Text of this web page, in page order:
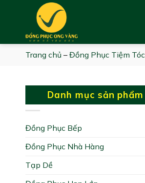
Trang chủ – Đồng Phục Tiệm Tóc
Danh mục sản phẩm
Đồng Phục Bếp
Đồng Phục Nhà Hàng
Tạp Dề